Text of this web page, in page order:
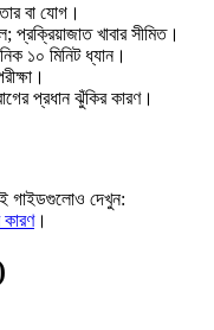
বা যোগ।
খাবার সীমিত।
১০ মিনিট ধ্যান।
প্রধান ঝুঁকির কারণ।
গাইডগুলোও দেখুন:
।